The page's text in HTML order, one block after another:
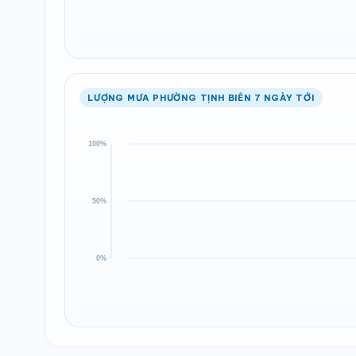
LƯỢNG MƯA PHƯỜNG TỊNH BIÊN 7 NGÀY TỚI